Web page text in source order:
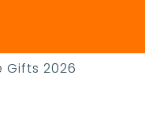
2026